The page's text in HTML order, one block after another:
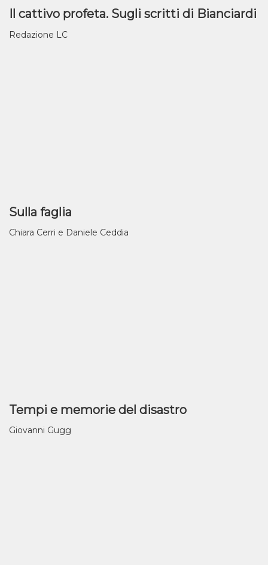
Il cattivo profeta. Sugli scritti di Bianciardi
Redazione LC
Sulla faglia
Chiara Cerri e Daniele Ceddia
Tempi e memorie del disastro
Giovanni Gugg